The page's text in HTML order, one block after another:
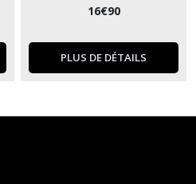
16€90
PLUS DE DÉTAILS